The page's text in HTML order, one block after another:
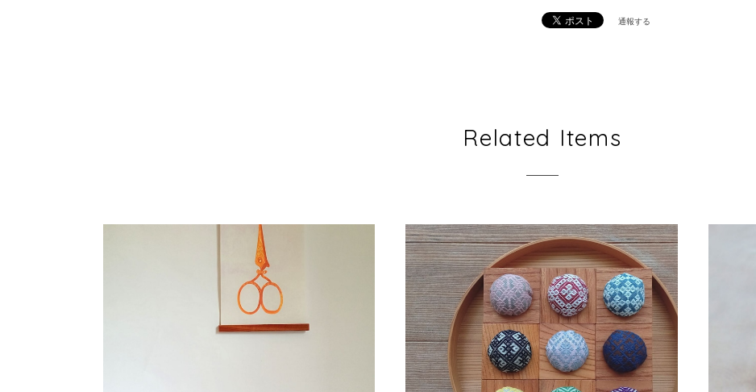
通報する
Related Items